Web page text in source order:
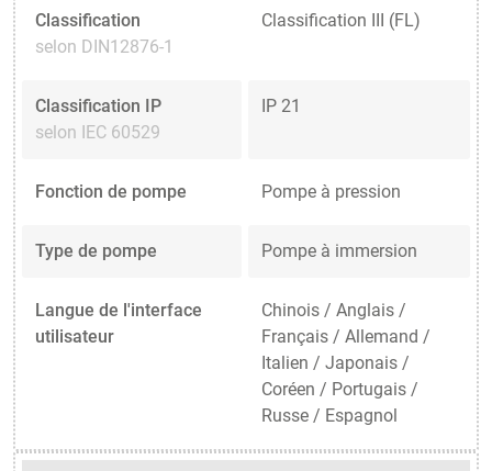
Classification
selon DIN12876-1
Classification III (FL)
Classification IP
selon IEC 60529
IP 21
Fonction de pompe Pompe à pression
Type de pompe Pompe à immersion
Langue de l'interface
utilisateur
Chinois / Anglais /
Français / Allemand /
Italien / Japonais /
Coréen / Portugais /
Russe / Espagnol